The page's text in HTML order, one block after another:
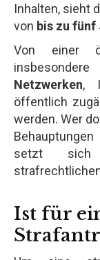
Inhalten, sieht
von bis zu
Von einer
Netzwerken,
öffentlich
werden. Wer
setzt sich
Ist für